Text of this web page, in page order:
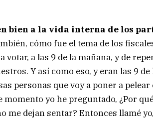
bien a la vida interna de los
cómo fue el tema de los
a las 9 de la mañana, y de
Y así como eso, y eran las 9 de
personas que voy a poner a pelear
yo he preguntado, ¿Por
me dejan sentar? Entonces llamé